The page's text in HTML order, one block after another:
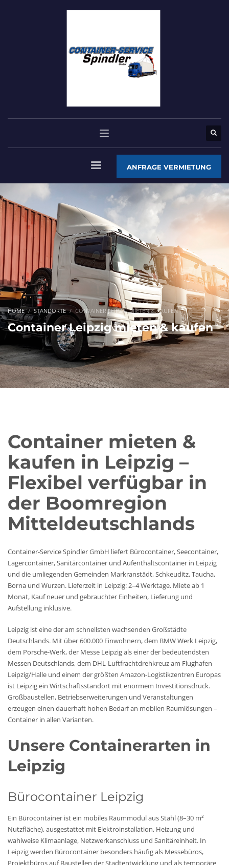
ANFRAGE VERMIETUNG
HOME STANDORTE CONTAINER LEIPZIG MIETEN & KAUFEN
Container Leipzig mieten & kaufen
Container mieten &
kaufen in Leipzig –
Flexibel verfügbar in
der Boomregion
Mitteldeutschlands
Container-Service Spindler GmbH liefert Bürocontainer, Seecontainer,
Lagercontainer, Sanitärcontainer und Aufenthaltscontainer in Leipzig
und die umliegenden Gemeinden Markranstädt, Schkeuditz, Taucha,
Borna und Wurzen. Lieferzeit in Leipzig: 2–4 Werktage. Miete ab 1
Monat, Kauf neuer und gebrauchter Einheiten, Lieferung und
Aufstellung inklusive.
Leipzig ist eine der am schnellsten wachsenden Großstädte
Deutschlands. Mit über 600.000 Einwohnern, dem BMW Werk Leipzig,
dem Porsche-Werk, der Messe Leipzig als einer der bedeutendsten
Messen Deutschlands, dem DHL-Luftfrachtdrehkreuz am Flughafen
Leipzig/Halle und einem der größten Amazon-Logistikzentren Europas
ist Leipzig ein Wirtschaftsstandort mit enormem Investitionsdruck.
Großbaustellen, Betriebserweiterungen und Veranstaltungen
erzeugen einen dauerhaft hohen Bedarf an mobilen Raumlösungen –
Container in allen Varianten.
Unsere Containerarten in
Leipzig
Bürocontainer Leipzig
Ein Bürocontainer ist ein mobiles Raummodul aus Stahl (8–30 m²
Nutzfläche), ausgestattet mit Elektroinstallation, Heizung und
wahlweise Klimaanlage, Netzwerkanschluss und Sanitäreinheit. In
Leipzig werden Bürocontainer besonders häufig als Messebüros,
Projektbüros auf Baustellen der Stadtentwicklung und als temporäre